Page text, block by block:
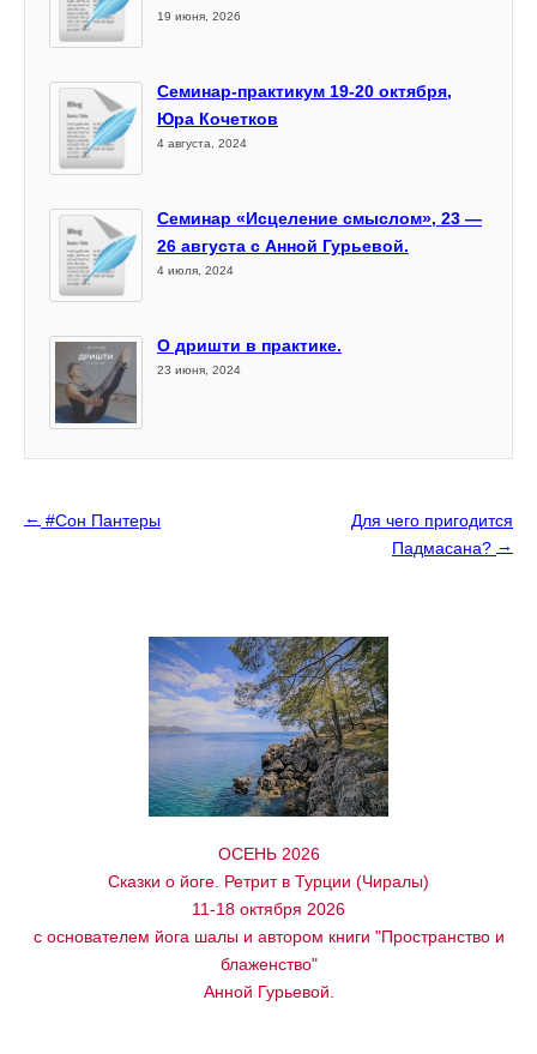
19 июня, 2026
Семинар-практикум 19-20 октября,
Юра Кочетков
4 августа, 2024
Семинар «Исцеление смыслом», 23 —
26 августа с Анной Гурьевой.
4 июля, 2024
О дришти в практике.
23 июня, 2024
← #Сон Пантеры
Для чего пригодится
Падмасана? →
ОСЕНЬ 2026
Сказки о йоге. Ретрит в Турции (Чиралы)
11-18 октября 2026
с основателем йога шалы и автором книги "Пространство и
блаженство"
Анной Гурьевой.